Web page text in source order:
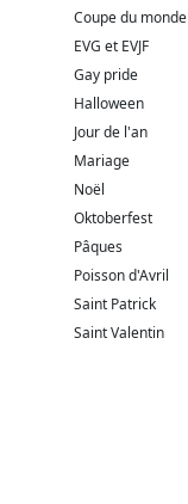
Coupe du monde
EVG et EVJF
Gay pride
Halloween
Jour de l'an
Mariage
Noël
Oktoberfest
Pâques
Poisson d'Avril
Saint Patrick
Saint Valentin